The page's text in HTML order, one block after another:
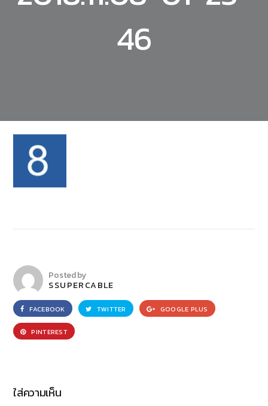
46
Posted by
SSUPERCABLE
FACEBOOK TWITTER GOOGLE PLUS
PINTEREST
ใส่ความเห็น